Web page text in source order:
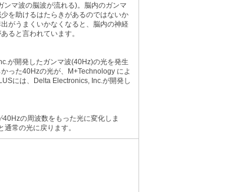
マ波の脳波が流れる)。脳内のガンマ
を助けるはたらきがあるのではないか
がうまくいかなくなると、脳内の神経
ると言われています。
が開発したガンマ波(40Hz)の光を発生
った40Hzの光が、M+Technology によ
には、Delta Electronics, Inc.が開発し
の周波数をもった光に変化しま
常の光に戻ります。